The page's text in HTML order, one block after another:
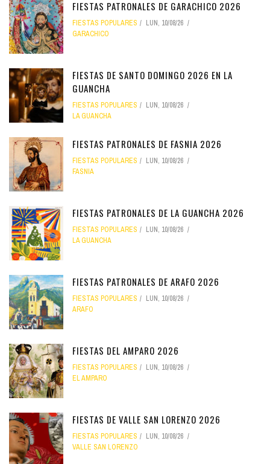
FIESTAS PATRONALES DE GARACHICO 2026
FIESTAS POPULARES
LUN, 10/08/26
GARACHICO
FIESTAS DE SANTO DOMINGO 2026 EN LA
GUANCHA
FIESTAS POPULARES
LUN, 10/08/26
LA GUANCHA
FIESTAS PATRONALES DE FASNIA 2026
FIESTAS POPULARES
LUN, 10/08/26
FASNIA
FIESTAS PATRONALES DE LA GUANCHA 2026
FIESTAS POPULARES
LUN, 10/08/26
LA GUANCHA
FIESTAS PATRONALES DE ARAFO 2026
FIESTAS POPULARES
LUN, 10/08/26
ARAFO
FIESTAS DEL AMPARO 2026
FIESTAS POPULARES
LUN, 10/08/26
EL AMPARO
FIESTAS DE VALLE SAN LORENZO 2026
FIESTAS POPULARES
LUN, 10/08/26
VALLE SAN LORENZO